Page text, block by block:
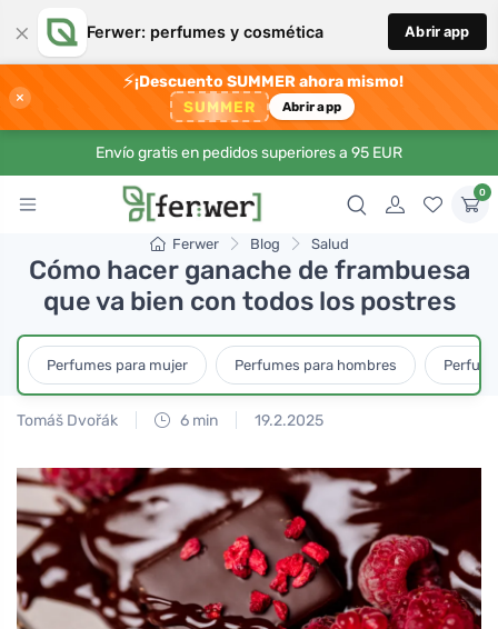
× Ferwer: perfumes y cosmética Abrir app
×
⚡¡Descuento SUMMER ahora mismo!
SUMMER Abrir app
Envío gratis en pedidos superiores a 95 EUR
0
Ferwer Blog Salud
Cómo hacer ganache de frambuesa
que va bien con todos los postres
Perfumes para mujer Perfumes para hombres
Tomáš Dvořák 6 min 19.2.2025